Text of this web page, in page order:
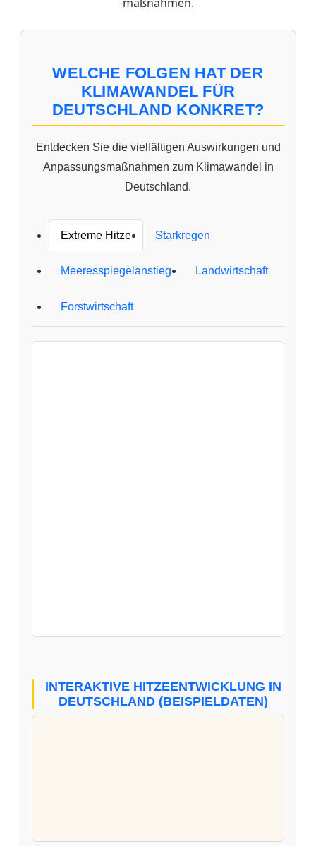
WELCHE FOLGEN HAT DER
KLIMAWANDEL FÜR
DEUTSCHLAND KONKRET?
Entdecken Sie die vielfältigen Auswirkungen und
Anpassungsmaßnahmen zum Klimawandel in
Deutschland.
Extreme Hitze Starkregen
Meeresspiegelanstieg Landwirtschaft
Forstwirtschaft
INTERAKTIVE HITZEENTWICKLUNG IN
DEUTSCHLAND (BEISPIELDATEN)